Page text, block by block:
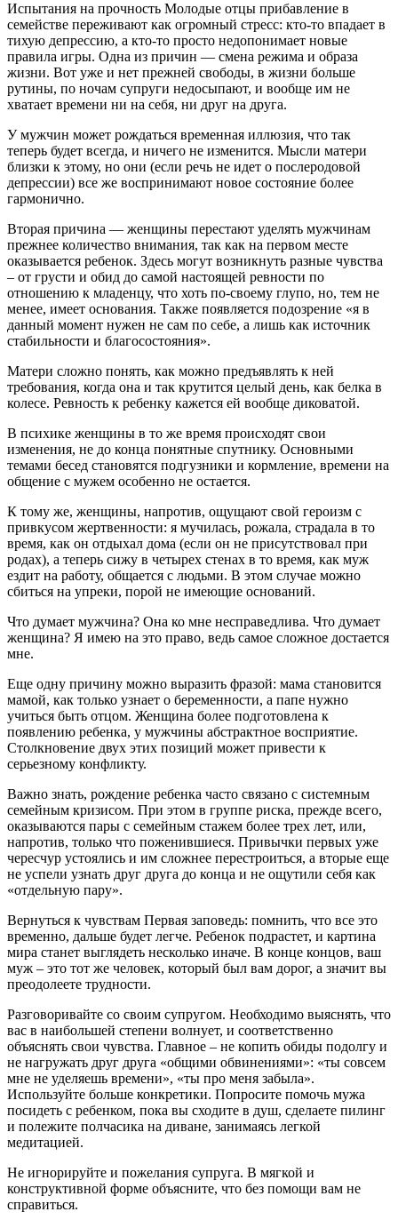
Испытания на прочность Молодые отцы прибавление в
семействе переживают как огромный стресс: кто-то впадает в
тихую депрессию, а кто-то просто недопонимает новые
правила игры. Одна из причин — смена режима и образа
жизни. Вот уже и нет прежней свободы, в жизни больше
рутины, по ночам супруги недосыпают, и вообще им не
хватает времени ни на себя, ни друг на друга.
У мужчин может рождаться временная иллюзия, что так
теперь будет всегда, и ничего не изменится. Мысли матери
близки к этому, но они (если речь не идет о послеродовой
депрессии) все же воспринимают новое состояние более
гармонично.
Вторая причина — женщины перестают уделять мужчинам
прежнее количество внимания, так как на первом месте
оказывается ребенок. Здесь могут возникнуть разные чувства
– от грусти и обид до самой настоящей ревности по
отношению к младенцу, что хоть по-своему глупо, но, тем не
менее, имеет основания. Также появляется подозрение «я в
данный момент нужен не сам по себе, а лишь как источник
стабильности и благосостояния».
Матери сложно понять, как можно предъявлять к ней
требования, когда она и так крутится целый день, как белка в
колесе. Ревность к ребенку кажется ей вообще диковатой.
В психике женщины в то же время происходят свои
изменения, не до конца понятные спутнику. Основными
темами бесед становятся подгузники и кормление, времени на
общение с мужем особенно не остается.
К тому же, женщины, напротив, ощущают свой героизм с
привкусом жертвенности: я мучилась, рожала, страдала в то
время, как он отдыхал дома (если он не присутствовал при
родах), а теперь сижу в четырех стенах в то время, как муж
ездит на работу, общается с людьми. В этом случае можно
сбиться на упреки, порой не имеющие оснований.
Что думает мужчина? Она ко мне несправедлива. Что думает
женщина? Я имею на это право, ведь самое сложное достается
мне.
Еще одну причину можно выразить фразой: мама становится
мамой, как только узнает о беременности, а папе нужно
учиться быть отцом. Женщина более подготовлена к
появлению ребенка, у мужчины абстрактное восприятие.
Столкновение двух этих позиций может привести к
серьезному конфликту.
Важно знать, рождение ребенка часто связано с системным
семейным кризисом. При этом в группе риска, прежде всего,
оказываются пары с семейным стажем более трех лет, или,
напротив, только что поженившиеся. Привычки первых уже
чересчур устоялись и им сложнее перестроиться, а вторые еще
не успели узнать друг друга до конца и не ощутили себя как
«отдельную пару».
Вернуться к чувствам Первая заповедь: помнить, что все это
временно, дальше будет легче. Ребенок подрастет, и картина
мира станет выглядеть несколько иначе. В конце концов, ваш
муж – это тот же человек, который был вам дорог, а значит вы
преодолеете трудности.
Разговоривайте со своим супругом. Необходимо выяснять, что
вас в наибольшей степени волнует, и соответственно
объяснять свои чувства. Главное – не копить обиды подолгу и
не нагружать друг друга «общими обвинениями»: «ты совсем
мне не уделяешь времени», «ты про меня забыла».
Используйте больше конкретики. Попросите помочь мужа
посидеть с ребенком, пока вы сходите в душ, сделаете пилинг
и полежите полчасика на диване, занимаясь легкой
медитацией.
Не игнорируйте и пожелания супруга. В мягкой и
конструктивной форме объясните, что без помощи вам не
справиться.